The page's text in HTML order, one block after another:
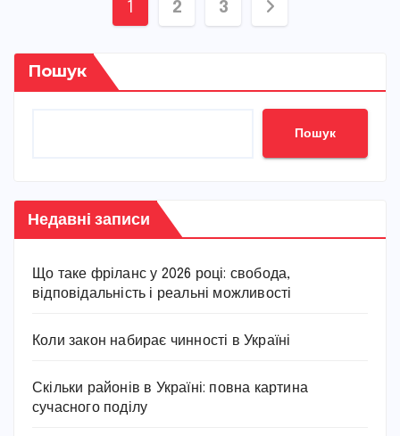
Пагінація
1 2 3
Пошук
Пошук
Недавні записи
Що таке фріланс у 2026 році: свобода,
відповідальність і реальні можливості
Коли закон набирає чинності в Україні
Скільки районів в Україні: повна картина
сучасного поділу